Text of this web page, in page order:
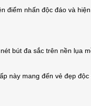
điểm nhấn độc đáo và
bút đa sắc trên nền lụa
này mang đến vẻ đẹp